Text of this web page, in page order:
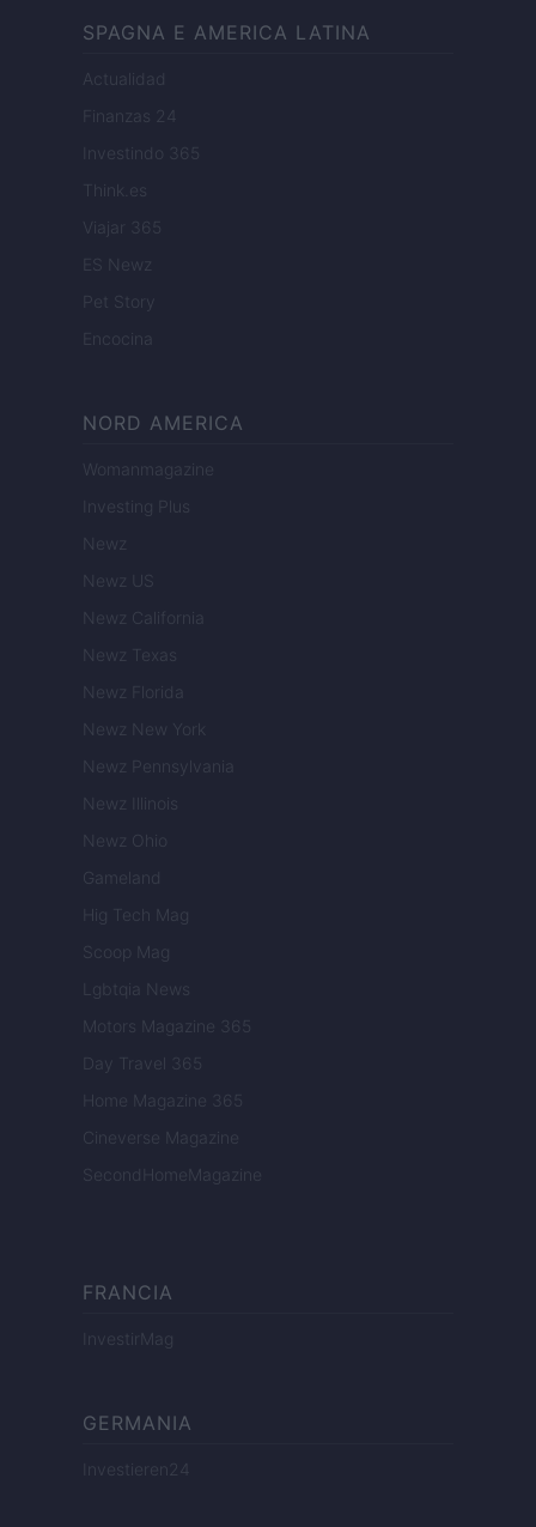
SPAGNA E AMERICA LATINA
Actualidad
Finanzas 24
Investindo 365
Think.es
Viajar 365
ES Newz
Pet Story
Encocina
NORD AMERICA
Womanmagazine
Investing Plus
Newz
Newz US
Newz California
Newz Texas
Newz Florida
Newz New York
Newz Pennsylvania
Newz Illinois
Newz Ohio
Gameland
Hig Tech Mag
Scoop Mag
Lgbtqia News
Motors Magazine 365
Day Travel 365
Home Magazine 365
Cineverse Magazine
SecondHomeMagazine
FRANCIA
InvestirMag
GERMANIA
Investieren24